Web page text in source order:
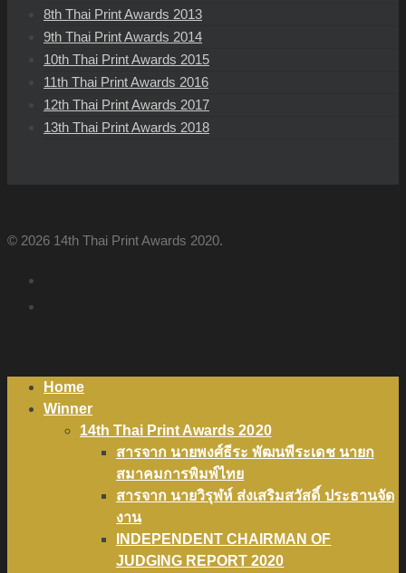
8th Thai Print Awards 2013
9th Thai Print Awards 2014
10th Thai Print Awards 2015
11th Thai Print Awards 2016
12th Thai Print Awards 2017
13th Thai Print Awards 2018
© 2026 14th Thai Print Awards 2020.
Home
Winner
14th Thai Print Awards 2020
สารจาก นายพงศ์ธีระ พัฒนพีระเดช นายก
สมาคมการพิมพ์ไทย
สารจาก นายวิรุฬห์ ส่งเสริมสวัสดิ์ ประธานจัด
งาน
INDEPENDENT CHAIRMAN OF
JUDGING REPORT 2020